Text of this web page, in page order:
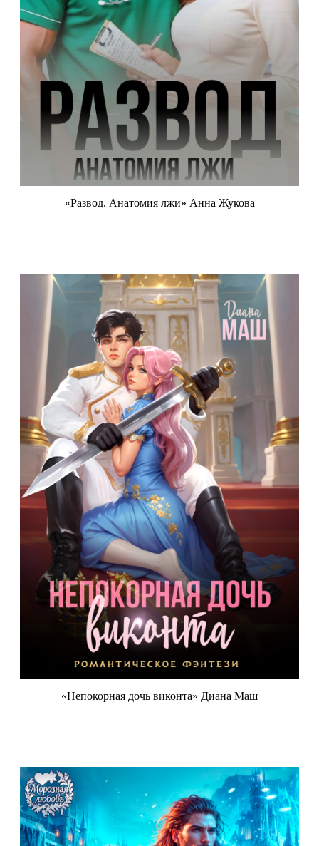
«Развод. Анатомия лжи» Анна Жукова
«Непокорная дочь виконта» Диана Маш